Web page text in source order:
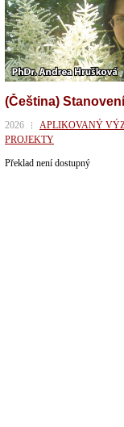
(Čeština)
2026 APLIKOVANÝ
PROJEKTY
Překlad není dostupný